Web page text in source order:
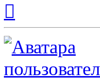
началу